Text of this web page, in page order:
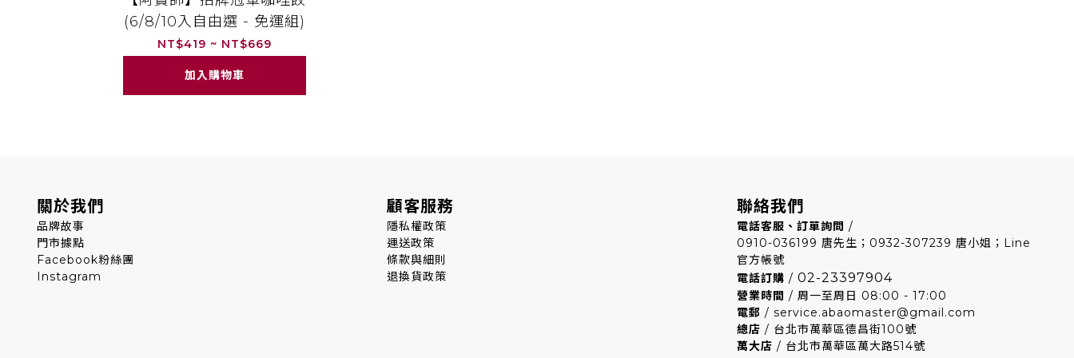
(6/8/10入自由選 - 免運組)
NT$419 ~ NT$669
加入購物車
關於我們
品牌故事
門市據點
Facebook粉絲團
Instagram
顧客服務
隱私權政策
運送政策
條款與細則
退換貨政策
聯絡我們
電話客服、訂單詢問 /
0910-036199 唐先生；0932-307239 唐小姐；Line
官方帳號
電話訂購 / 02-23397904
營業時間 / 周一至周日 08:00 - 17:00
電郵 / service.abaomaster@gmail.com
總店 / 台北市萬華區德昌街100號
萬大店 / 台北市萬華區萬大路514號